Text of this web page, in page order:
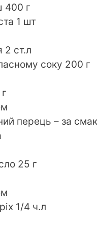
400 г
1 шт
2 ст.л
соку 200 г
перець – за
25 г
1/4 ч.л